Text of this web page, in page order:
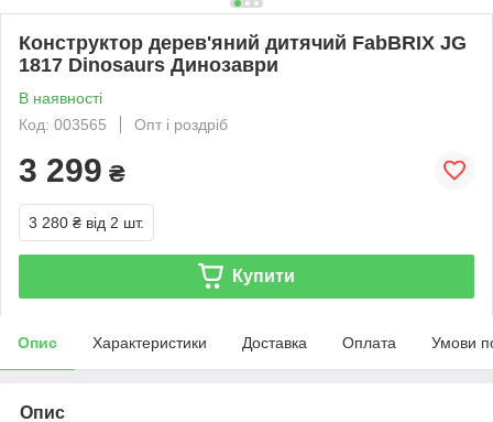
Конструктор дерев'яний дитячий FabBRIX JG
1817 Dinosaurs Динозаври
В наявності
Код: 003565
Опт і роздріб
3 299 ₴
3 280 ₴ від 2 шт.
Купити
Опис Характеристики Доставка Оплата Умови
Опис